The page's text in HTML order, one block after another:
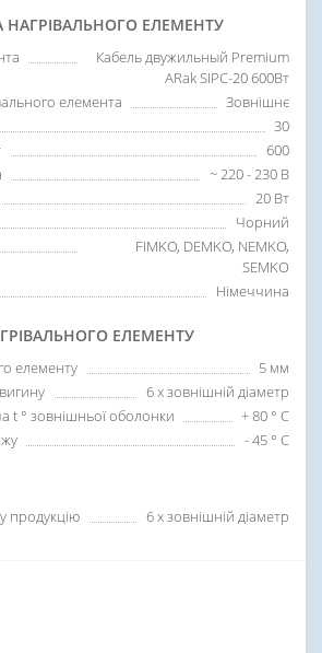
НАГРІВАЛЬНОГО ЕЛЕМЕНТУ
Кабель двужильный Premium
ARak SIPC-20 600Вт
елемента
Зовнішнє
30
600
~ 220 - 230 В
20 Вт
Чорний
FIMKO, DEMKO, NEMKO,
SEMKO
Німеччина
ЕЛЕМЕНТУ
елементу
5 мм
6 х зовнішній діаметр
t ° зовнішньої оболонки
+ 80 ° C
- 45 ° C
продукцію 6 х зовнішній діаметр